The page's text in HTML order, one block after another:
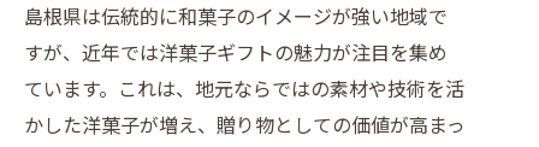
島根県の素材を活かした洋菓子の魅力
とは
ランキング上位の洋菓子が持つ特別な
島根県は伝統的に和菓子のイメージが強い地域で
すが、近年では洋菓子ギフトの魅力が注目を集め
ています。これは、地元ならではの素材や技術を活
かした洋菓子が増え、贈り物としての価値が高まっ